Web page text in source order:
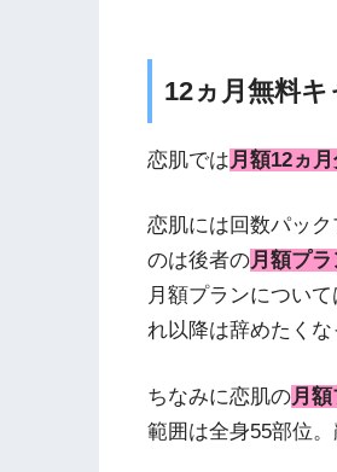
12ヵ月無料
恋肌では 月額12ヵ
恋肌には回数パッ
のは後者の月額プラ
月額プランについ
れ以降は辞めたく
ちなみに恋肌の月
範囲は全身55部位